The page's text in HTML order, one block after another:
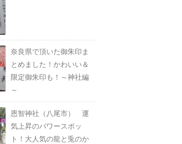
奈良県で頂いた御朱印ま
とめました！かわいい＆
限定御朱印も！～神社編
～
恩智神社（八尾市） 運
気上昇のパワースポッ
ト！大人気の龍と兎のか